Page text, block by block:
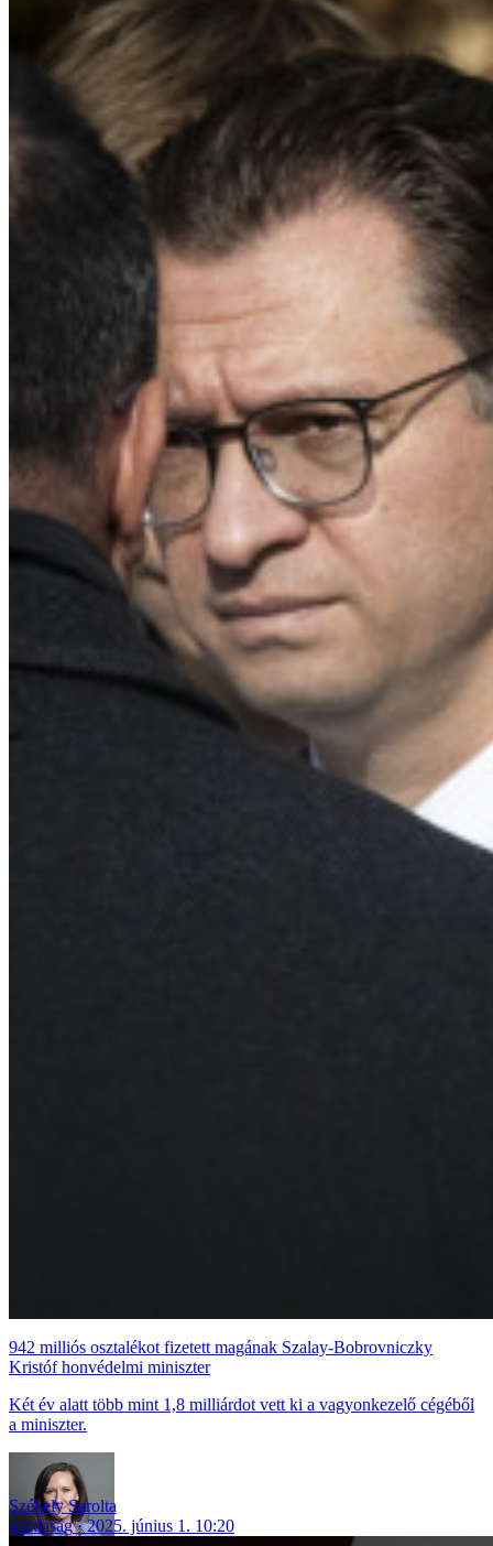
942 milliós osztalékot fizetett magának Szalay-Bobrovniczky
Kristóf honvédelmi miniszter
Két év alatt több mint 1,8 milliárdot vett ki a vagyonkezelő cégéből
a miniszter.
Székely Sarolta
gazdaság
2025. június 1. 10:20